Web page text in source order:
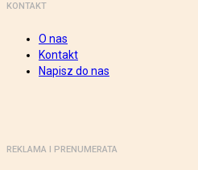
KONTAKT
O nas
Kontakt
Napisz do nas
REKLAMA I PRENUMERATA